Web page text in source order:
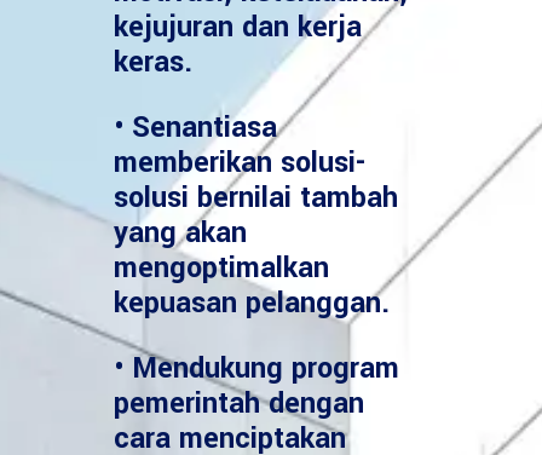
kejujuran dan kerja
keras.
• Senantiasa
memberikan solusi-
solusi bernilai tambah
yang akan
mengoptimalkan
kepuasan pelanggan.
• Mendukung program
pemerintah dengan
cara menciptakan